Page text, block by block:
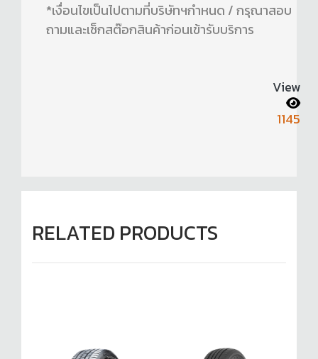
*เงื่อนไขเป็นไปตามที่บริษัทฯกำหนด / กรุณาสอบ
ถามและเช็กสต๊อกสินค้าก่อนเข้ารับบริการ
View
1145
RELATED PRODUCTS